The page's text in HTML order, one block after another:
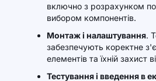
включно з розрахунком
вибором компонентів.
Монтаж і налаштування.
забезпечують коректне
елементів та їхній захист
Тестування і введення в